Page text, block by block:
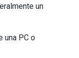
un
una PC o